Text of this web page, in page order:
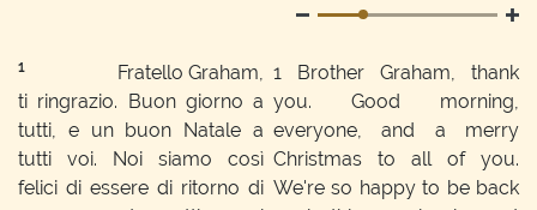
1Fratello Graham,
ti ringrazio. Buon giorno a
tutti, e un buon Natale a
tutti voi. Noi siamo così
felici di essere di ritorno di
1 Brother Graham, thank
you. Good morning,
everyone, and a merry
Christmas to all of you.
We're so happy to be back